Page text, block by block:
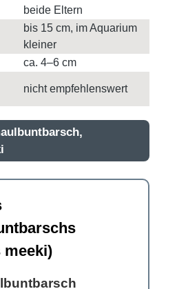
beide Eltern
bis 15 cm, im Aquarium
kleiner
ca. 4–6 cm
nicht empfehlenswert
meeki)